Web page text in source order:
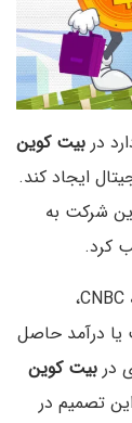
بیت کوین
ایجاد کند.
شرکت به
کرد.
به گزارش میهن بلاکچین و بر اساس گزارش شبکه CNBC،
یا درآمد حاصل
در بیت ‌کوین
تصمیم در